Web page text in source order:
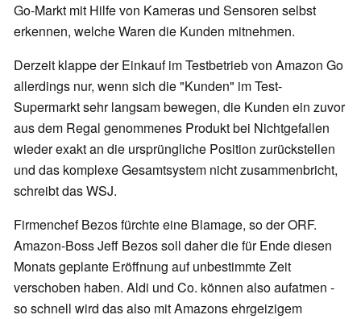
Go-Markt mit Hilfe von Kameras und Sensoren selbst
erkennen, welche Waren die Kunden mitnehmen.
Derzeit klappe der Einkauf im Testbetrieb von Amazon Go
allerdings nur, wenn sich die "Kunden" im Test-
Supermarkt sehr langsam bewegen, die Kunden ein zuvor
aus dem Regal genommenes Produkt bei Nichtgefallen
wieder exakt an die ursprüngliche Position zurückstellen
und das komplexe Gesamtsystem nicht zusammenbricht,
schreibt das WSJ.
Firmenchef Bezos fürchte eine Blamage, so der ORF.
Amazon-Boss Jeff Bezos soll daher die für Ende diesen
Monats geplante Eröffnung auf unbestimmte Zeit
verschoben haben. Aldi und Co. können also aufatmen -
so schnell wird das also mit Amazons ehrgeizigem